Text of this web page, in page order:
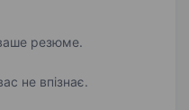
резюме.
не впізнає.